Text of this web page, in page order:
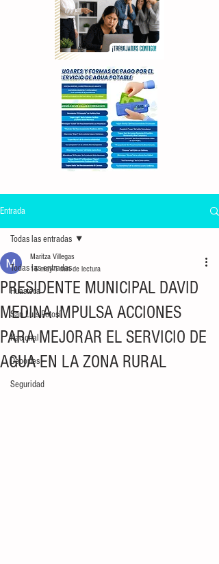
Entrada
Todas las entradas
Huasteca
San Luis Potosí
Nacional
Deportes
Seguridad
Todas las entradas
PRESIDENTE MUNICIPAL DAVID
MEDINA IMPULSA ACCIONES
PARA MEJORAR EL SERVICIO DE
AGUA EN LA ZONA RURAL
Maritza Villegas
16 may1 min de lectura